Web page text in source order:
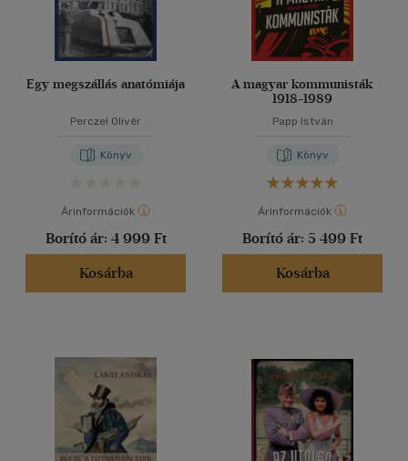
Egy megszállás anatómiája
Perczel Olivér
Könyv
Árinformációk
Borító ár: 4 999 Ft
Kosárba
A magyar kommunisták
1918-1989
Papp István
Könyv
Árinformációk
Borító ár: 5 499 Ft
Kosárba